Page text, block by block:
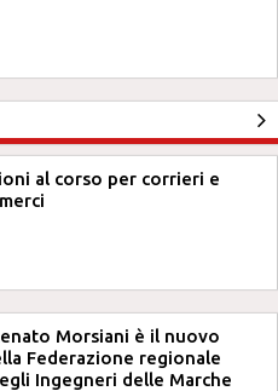
al corso per corrieri e
Morsiani è il nuovo
Federazione regionale
Ingegneri delle Marche